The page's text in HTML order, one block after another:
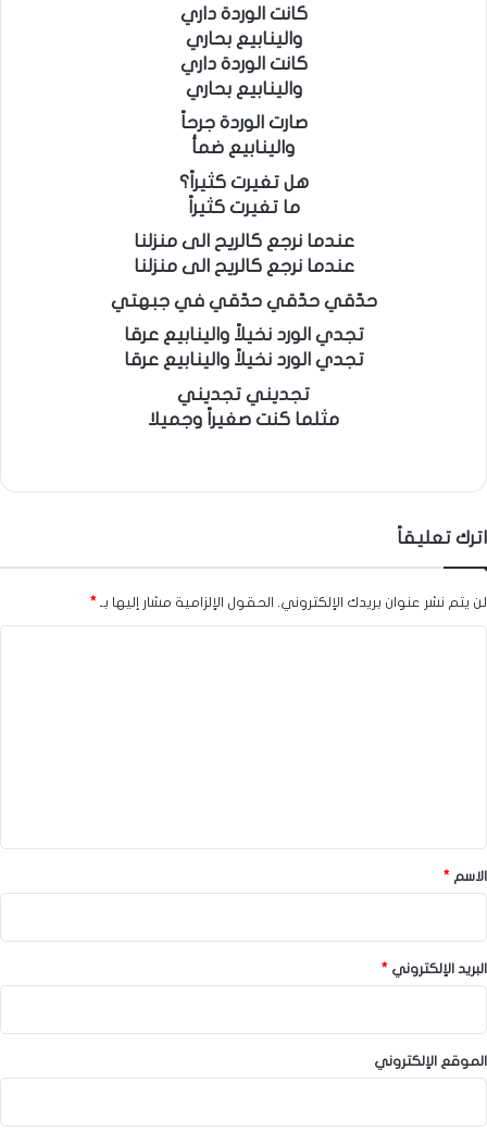
كانت الوردة داري
والينابيع بحاري
كانت الوردة داري
والينابيع بحاري
صارت الوردة جرحاً
والينابيع ضمأ
هل تغيرت كثيراً؟
ما تغيرت كثيراً
عندما نرجع كالريح الى منزلنا
عندما نرجع كالريح الى منزلنا
حدّقي حدّقي حدّقي في جبهتي
تجدي الورد نخيلاً والينابيع عرقا
تجدي الورد نخيلاً والينابيع عرقا
تجديني تجديني
مثلما كنت صغيراً وجميلا
اترك تعليقاً
لن يتم نشر عنوان بريدك الإلكتروني. الحقول الإلزامية مشار إليها بـ *
*
الاسم *
البريد الإلكتروني *
الموقع الإلكتروني